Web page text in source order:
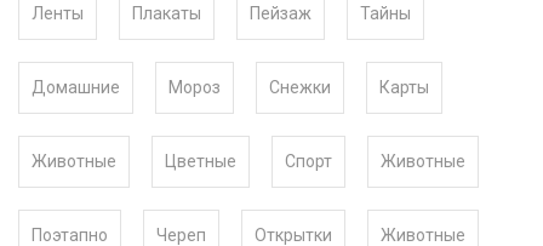
Ленты Плакаты Пейзаж Тайны
Домашние Мороз Снежки Карты
Животные Цветные Спорт Животные
Поэтапно Череп Открытки Животные